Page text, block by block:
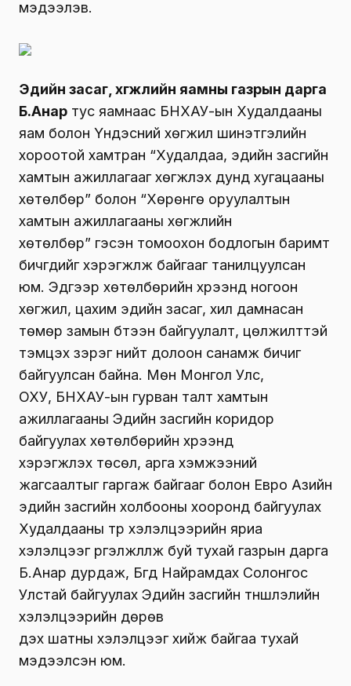
мэдээлэв.
Эдийн засаг, хөгжлийн яамны газрын дарга
Б.Анар тус яамнаас БНХАУ-ын Худалдааны
яам болон Үндэсний хөгжил шинэтгэлийн
хороотой хамтран “Худалдаа, эдийн засгийн
хамтын ажиллагааг хөгжүүлэх дунд хугацааны
хөтөлбөр” болон “Хөрөнгө оруулалтын
хамтын ажиллагааны хөгжлийн
хөтөлбөр” гэсэн томоохон бодлогын баримт
бичгүүдийг хэрэгжүүлж байгааг танилцуулсан
юм. Эдгээр хөтөлбөрийн хүрээнд ногоон
хөгжил, цахим эдийн засаг, хил дамнасан
төмөр замын бүтээн байгуулалт, цөлжилттэй
тэмцэх зэрэг нийт долоон санамж бичиг
байгуулсан байна. Мөн Монгол Улс,
ОХУ, БНХАУ-ын гурван талт хамтын
ажиллагааны Эдийн засгийн коридор
байгуулах хөтөлбөрийн хүрээнд
хэрэгжүүлэх төсөл, арга хэмжээний
жагсаалтыг гаргаж байгааг болон Евро Азийн
эдийн засгийн холбооны хооронд байгуулах
Худалдааны түр хэлэлцээрийн яриа
хэлэлцээг үргэлжлүүлж буй тухай газрын дарга
Б.Анар дурдаж, Бүгд Найрамдах Солонгос
Улстай байгуулах Эдийн засгийн түншлэлийн
хэлэлцээрийн дөрөв
дэх шатны хэлэлцээг хийж байгаа тухай
мэдээлсэн юм.